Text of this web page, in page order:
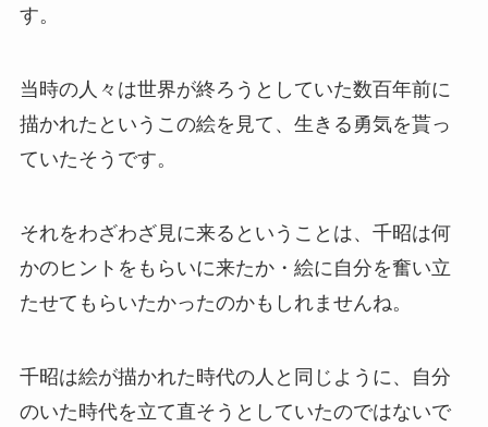
す。
当時の人々は世界が終ろうとしていた数百年前に
描かれたというこの絵を見て、生きる勇気を貰っ
ていたそうです。
それをわざわざ見に来るということは、千昭は何
かのヒントをもらいに来たか・絵に自分を奮い立
たせてもらいたかったのかもしれませんね。
千昭は絵が描かれた時代の人と同じように、自分
のいた時代を立て直そうとしていたのではないで